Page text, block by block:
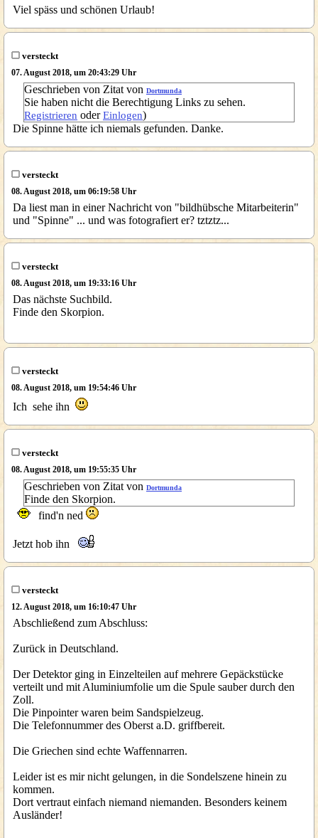
Viel späss und schönen Urlaub!
versteckt
07. August 2018, um 20:43:29 Uhr
Geschrieben von Zitat von Dortmunda
Sie haben nicht die Berechtigung Links zu sehen.
Registrieren oderEinlogen)
Die Spinne hätte ich niemals gefunden. Danke.
versteckt
08. August 2018, um 06:19:58 Uhr
Da liest man in einer Nachricht von "bildhübsche Mitarbeiterin"
und "Spinne" ... und was fotografiert er? tztztz...
versteckt
08. August 2018, um 19:33:16 Uhr
Das nächste Suchbild.
Finde den Skorpion.
versteckt
08. August 2018, um 19:54:46 Uhr
Ich sehe ihn
versteckt
08. August 2018, um 19:55:35 Uhr
Geschrieben von Zitat von Dortmunda
Finde den Skorpion.
find'n ned
Jetzt hob ihn
versteckt
12. August 2018, um 16:10:47 Uhr
Abschließend zum Abschluss:
Zurück in Deutschland.
Der Detektor ging in Einzelteilen auf mehrere Gepäckstücke
verteilt und mit Aluminiumfolie um die Spule sauber durch den
Zoll.
Die Pinpointer waren beim Sandspielzeug.
Die Telefonnummer des Oberst a.D. griffbereit.
Die Griechen sind echte Waffennarren.
Leider ist es mir nicht gelungen, in die Sondelszene hinein zu
kommen.
Dort vertraut einfach niemand niemanden. Besonders keinem
Ausländer!